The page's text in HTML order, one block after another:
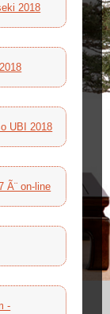
2018
UBI 2018
Ã¨ on-line
-